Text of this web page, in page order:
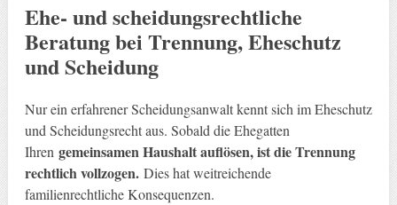
Ehe- und scheidungsrechtliche
Beratung bei Trennung, Eheschutz
und Scheidung
Nur ein erfahrener Scheidungsanwalt kennt sich im Eheschutz
und Scheidungsrecht aus. Sobald die Ehegatten
Ihren gemeinsamen Haushalt auflösen, ist die Trennung
rechtlich vollzogen.Dies hat weitreichende
familienrechtliche Konsequenzen.